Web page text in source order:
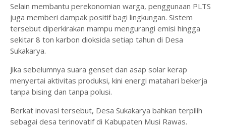
Selain membantu perekonomian warga, penggunaan PLTS
juga memberi dampak positif bagi lingkungan. Sistem
tersebut diperkirakan mampu mengurangi emisi hingga
sekitar 8 ton karbon dioksida setiap tahun di Desa
Sukakarya.
Jika sebelumnya suara genset dan asap solar kerap
menyertai aktivitas produksi, kini energi matahari bekerja
tanpa bising dan tanpa polusi.
Berkat inovasi tersebut, Desa Sukakarya bahkan terpilih
sebagai desa terinovatif di Kabupaten Musi Rawas.